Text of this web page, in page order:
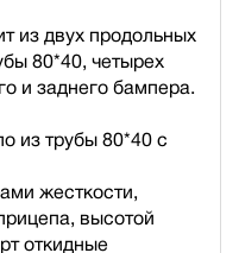
из двух продольных
80*40, четырех
и заднего бампера.
из трубы 80*40 с
жесткости,
высотой
откидные